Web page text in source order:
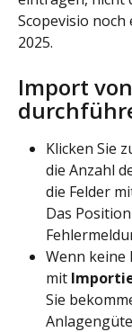
Scopevisio
2025.
Import
Klicken Sie
die Anzahl
die Felder
Das
Wenn keine
mit
Sie